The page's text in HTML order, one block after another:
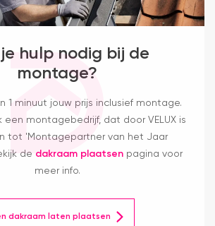
je hulp nodig bij de
montage?
1 minuut jouw prijs inclusief montage.
een montagebedrijf, dat door VELUX is
tot 'Montagepartner van het Jaar
de dakraam plaatsen pagina voor
meer info.
dakraam laten plaatsen